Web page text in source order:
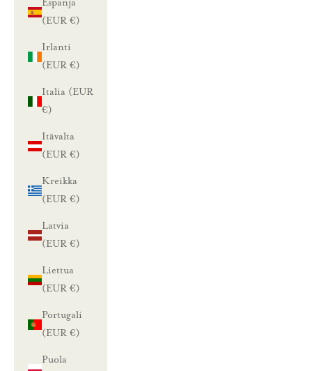
Espanja
(EUR €)
Irlanti
(EUR €)
Italia (EUR
€)
Itävalta
(EUR €)
Kreikka
(EUR €)
Latvia
(EUR €)
Liettua
(EUR €)
Portugali
(EUR €)
Puola